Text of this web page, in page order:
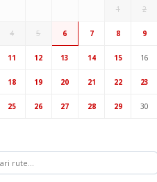
Hub Surabaya
Cab Yogyakarta
1 2
4 5 6 7 8 9
11 12 13 14 15 16
18 19 20 21 22 23
25 26 27 28 29 30